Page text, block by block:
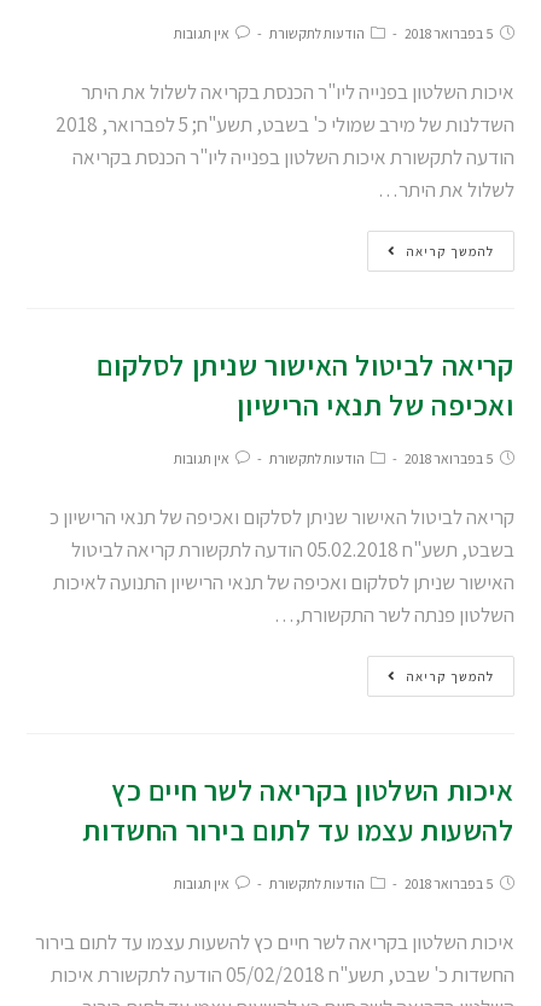
5 בפברואר 2018 הודעות לתקשורת אין תגובות
איכות השלטון בפנייה ליו"ר הכנסת בקריאה לשלול את היתר
השדלנות של מירב שמולי כ' בשבט, תשע"ח; 5 לפברואר, 2018
הודעה לתקשורת איכות השלטון בפנייה ליו"ר הכנסת בקריאה
לשלול את היתר…
להמשך קריאה
קריאה לביטול האישור שניתן לסלקום
ואכיפה של תנאי הרישיון
5 בפברואר 2018 הודעות לתקשורת אין תגובות
קריאה לביטול האישור שניתן לסלקום ואכיפה של תנאי הרישיון כ
בשבט, תשע"ח 05.02.2018 הודעה לתקשורת קריאה לביטול
האישור שניתן לסלקום ואכיפה של תנאי הרישיון התנועה לאיכות
השלטון פנתה לשר התקשורת,…
להמשך קריאה
איכות השלטון בקריאה לשר חיים כץ
להשעות עצמו עד לתום בירור החשדות
5 בפברואר 2018 הודעות לתקשורת אין תגובות
איכות השלטון בקריאה לשר חיים כץ להשעות עצמו עד לתום בירור
החשדות כ' שבט, תשע"ח 05/02/2018 הודעה לתקשורת איכות